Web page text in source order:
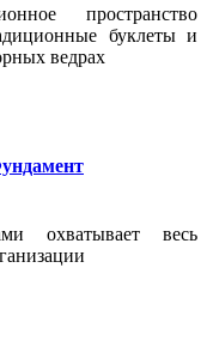
пространство
буклеты и
ведрах
охватывает весь